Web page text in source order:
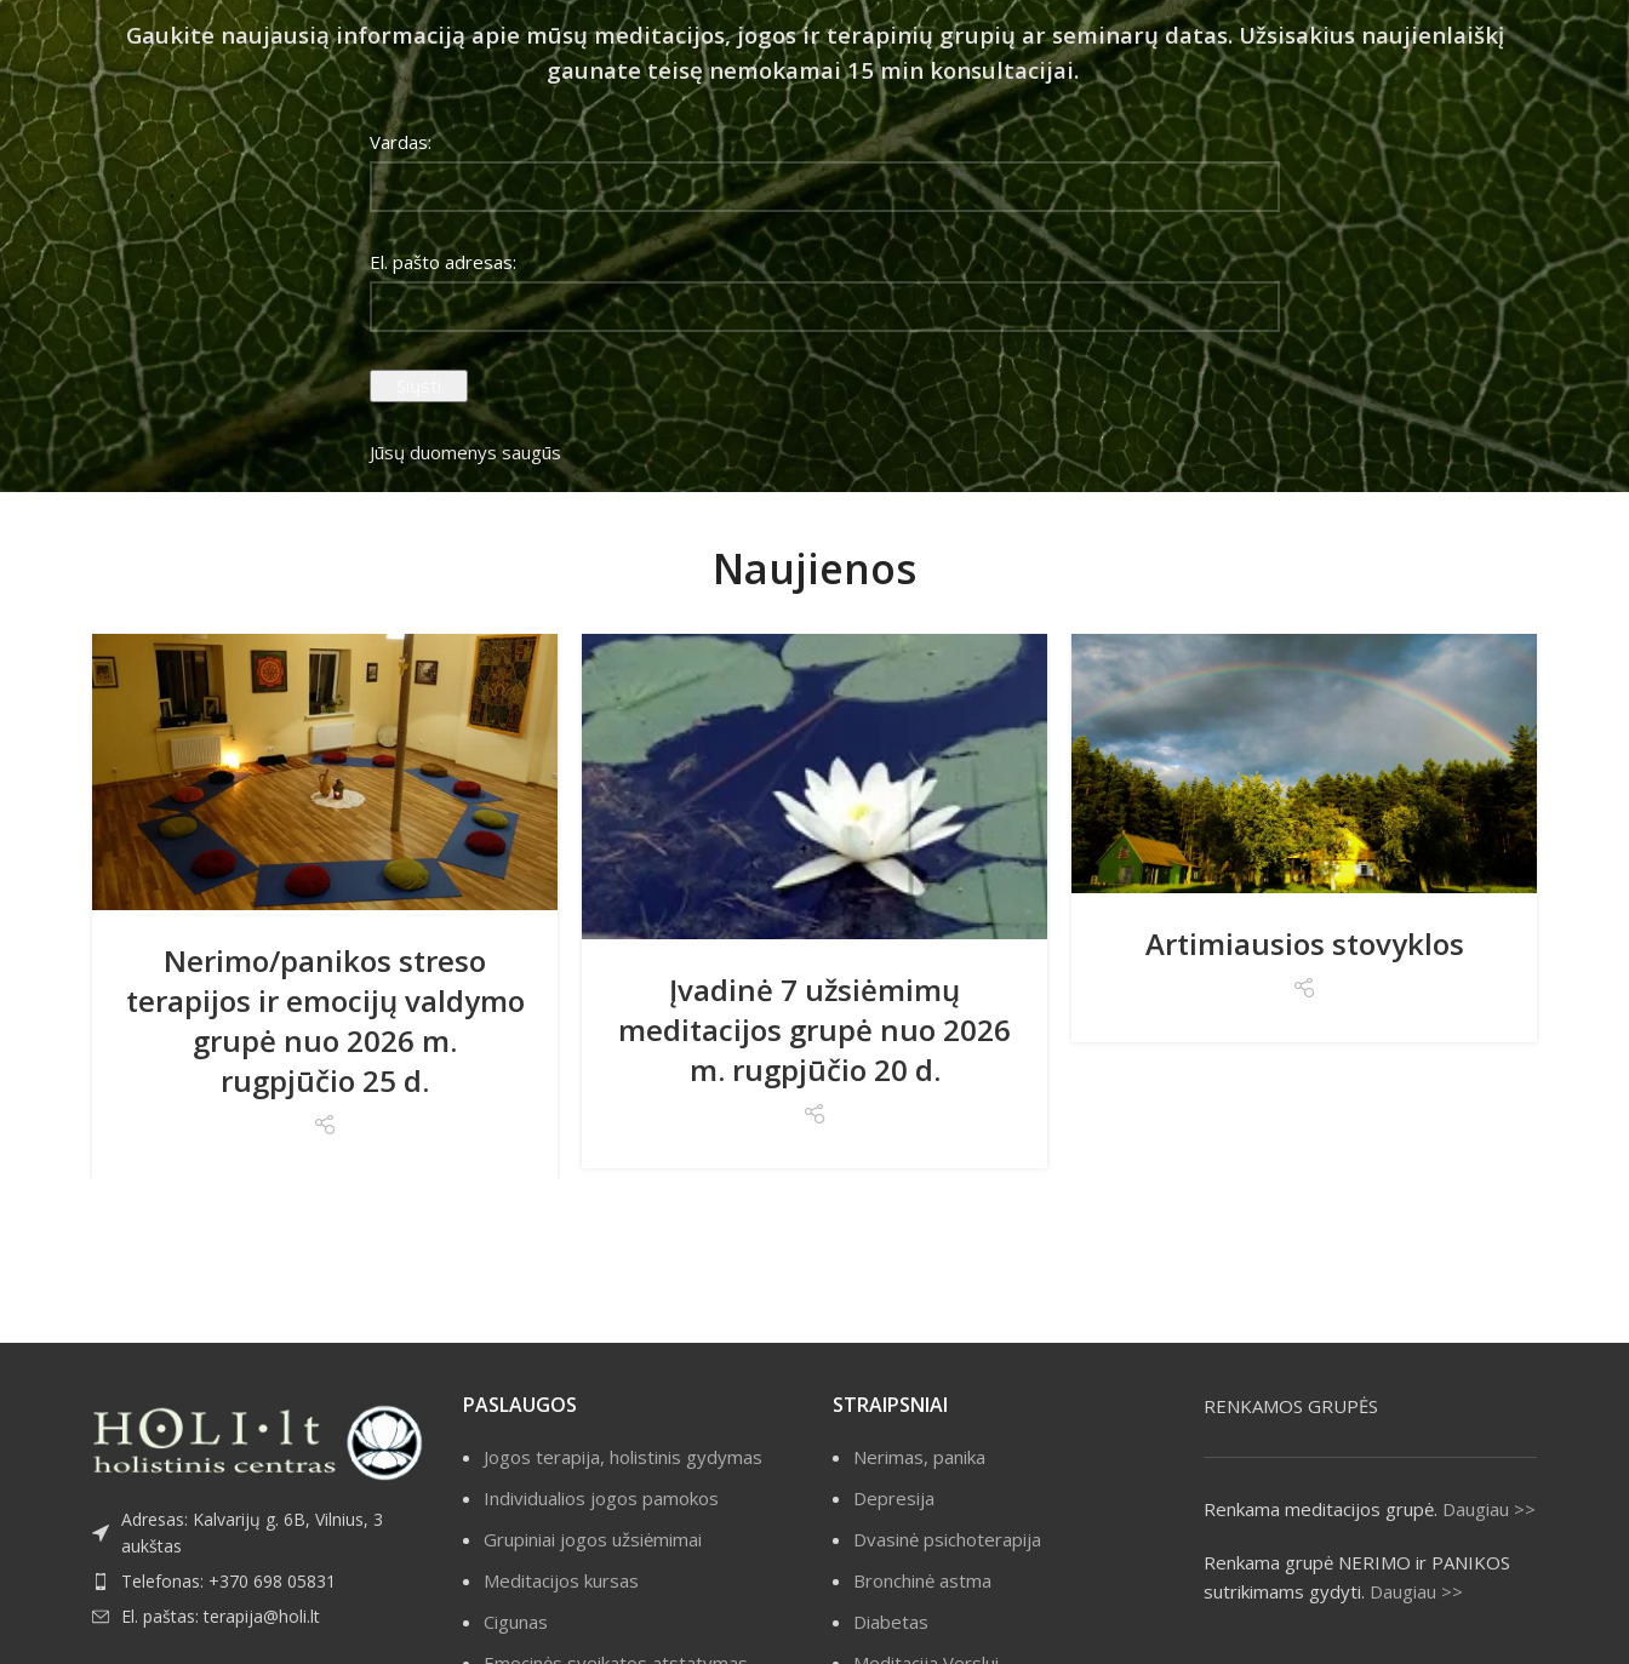
Gaukite naujausią informaciją apie mūsų meditacijos, jogos ir terapinių grupių ar seminarų datas. Užsisakius naujienlaiškį
gaunate teisę nemokamai 15 min konsultacijai.
Vardas:
El. pašto adresas:
Jūsų duomenys saugūs
Naujienos
Nerimo/panikos streso
terapijos ir emocijų valdymo
grupė nuo 2026 m.
rugpjūčio 25 d.
Įvadinė 7 užsiėmimų
meditacijos grupė nuo 2026
m. rugpjūčio 20 d.
Artimiausios stovyklos
Adresas: Kalvarijų g. 6B, Vilnius, 3
aukštas
Telefonas: +370 698 05831
El. paštas: terapija@holi.lt
PASLAUGOS
Jogos terapija, holistinis gydymas
Individualios jogos pamokos
Grupiniai jogos užsiėmimai
Meditacijos kursas
Cigunas
STRAIPSNIAI
Nerimas, panika
Depresija
Dvasinė psichoterapija
Bronchinė astma
Diabetas
RENKAMOS GRUPĖS
Renkama meditacijos grupė. Daugiau >>
Renkama grupė NERIMO ir PANIKOS
sutrikimams gydyti. Daugiau >>